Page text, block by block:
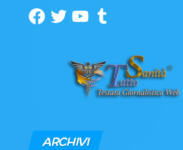
Facebook
TwitterYouTubeTumblr
ARCHIVI